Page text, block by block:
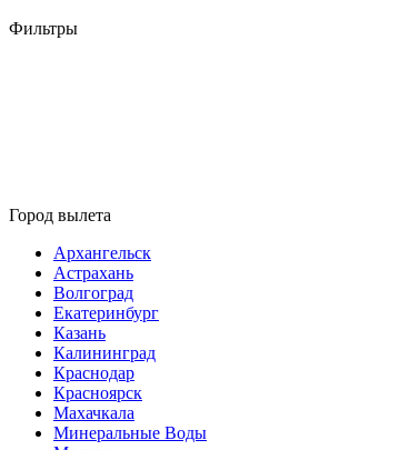
Фильтры
Город вылета
Архангельск
Астрахань
Волгоград
Екатеринбург
Казань
Калининград
Краснодар
Красноярск
Махачкала
Минеральные Воды